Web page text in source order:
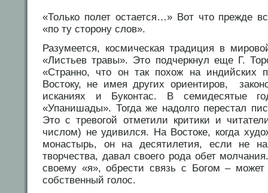
«Только полет остается…» Вот что прежде
«по ту сторону слов».
Разумеется, космическая традиция в
«Листьев травы». Это подчеркнул еще Г.
«Странно, что он так похож на индийских
Востоку, не имея других ориентиров,
исканиях и Буконтас. В семидесятые
«Упанишады». Тогда же надолго перестал
Это с тревогой отметили критики и
числом) не удивился. На Востоке, когда
монастырь, он на десятилетия, если не
творчества, давал своего рода обет
своему «я», обрести связь с Богом –
собственный голос.